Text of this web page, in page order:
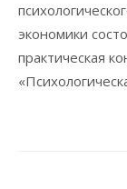
экономики
практическая